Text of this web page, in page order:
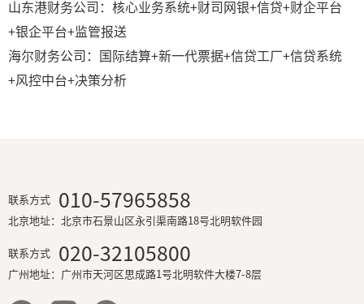
山东港财务公司：核心业务系统+财司网银+信贷+财企平台
+银企平台+监管报送
海尔财务公司：国际结算+新一代票据+信贷工厂+信贷系统
+风控中台+决策分析